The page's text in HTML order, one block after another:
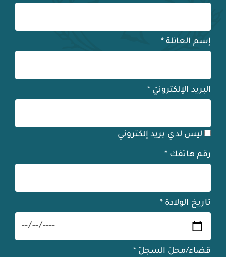
إسم العائلة *
البريد الإلكترونيّ *
ليس لدي بريد إلكتروني
رقم هاتفك *
تاريخ الولادة *
قضاء/محلّ السجلّ *